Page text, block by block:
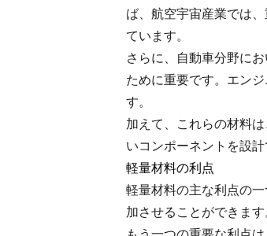
ば、航空宇宙産業では
ています。
さらに、自動車分野に
ために重要です。エン
す。
加えて、これらの材料
いコンポーネントを設計
軽量材料の利点
軽量材料の主な利点の
加させることができま